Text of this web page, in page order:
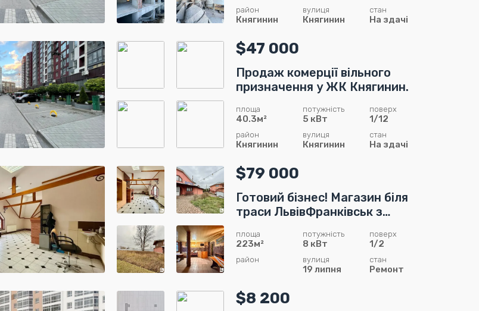
район
Княгинин
вулиця
Княгинин
стан
На здачі
$47 000
Продаж комерції вільного
призначення у ЖК Княгинин.
площа
40.3м²
потужність
5 кВт
поверх
1/12
район
Княгинин
вулиця
Княгинин
стан
На здачі
$79 000
Готовий бізнес! Магазин біля
траси ЛьвівФранківськ з
площа
223м²
потужність
8 кВт
поверх
1/2
район вулиця
19 липня
стан
Ремонт
$8 200